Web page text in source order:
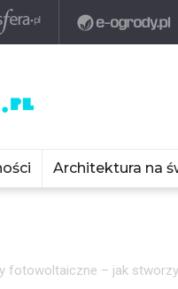
Architektura na
fotowoltaiczne – jak